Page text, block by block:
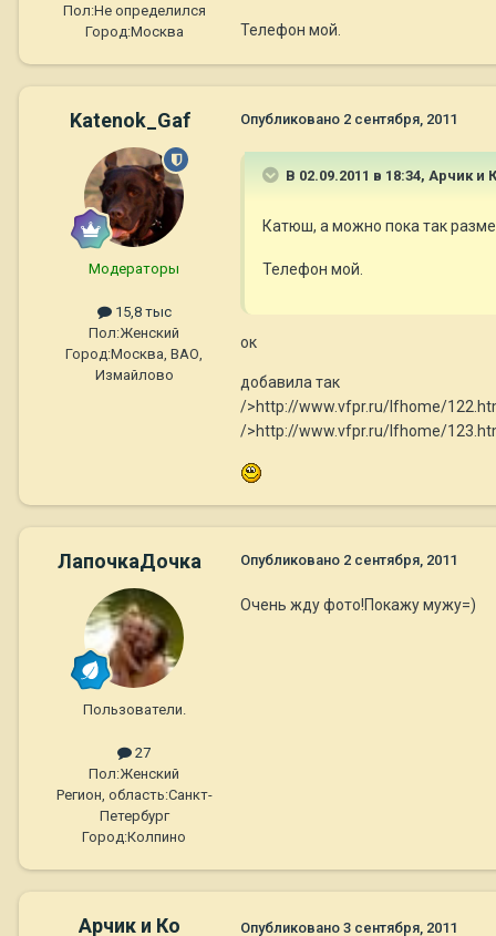
Пол:Не определился
Город:Москва Телефон мой.
Katenok_Gaf
Модераторы
15,8 тыс
Пол:Женский
Город:Москва, ВАО,
Измайлово
Опубликовано 2 сентября, 2011
В 02.09.2011 в 18:34, Арчик и
Катюш, а можно пока так
Телефон мой.
ок
добавила так
/>http://www.vfpr.ru/lfhome/
/>http://www.vfpr.ru/lfhome/
ЛапочкаДочка
Пользователи.
27
Пол:Женский
Регион, область:Санкт-
Петербург
Город:Колпино
Опубликовано 2 сентября, 2011
Очень жду фото!Покажу мужу=)
Арчик и Ко Опубликовано 3 сентября, 2011